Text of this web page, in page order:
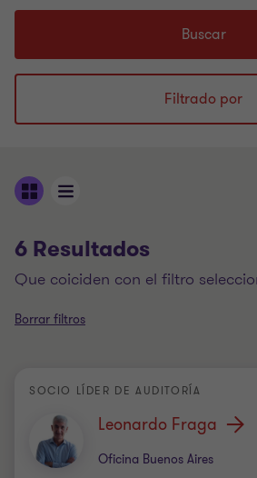
Filtrado por
Buscar
6 Resultados
que coiciden con el filtro
Borrar filtros
SOCIO LÍDER DE AUDITORÍA
Leonardo Fraga
Oficina Buenos Aires
Oficina